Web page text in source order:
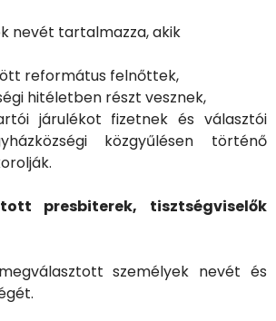
nevét tartalmazza, akik
református felnőttek,
hitéletben részt vesznek,
járulékot fizetnek és választói
közgyűlésen történő
presbiterek, tisztségviselők
személyek nevét és